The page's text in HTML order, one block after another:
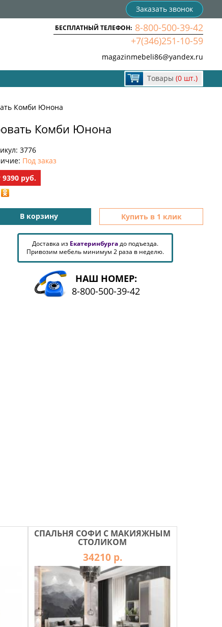
Заказать звонок
БЕСПЛАТНЫЙ ТЕЛЕФОН: 8-800-500-39-42
+7(346)251-10-59
magazinmebeli86@yandex.ru
Товары (0 шт.)
Комби Юнона
Комби Юнона
3776
Под заказ
9390 руб.
В корзину Купить в 1 клик
Доставка из Екатеринбургадо подъезда.
Привозим мебель минимум 2 раза в неделю.
НАШ НОМЕР:
8-800-500-39-42
СПАЛЬНЯ СОФИ С МАКИЯЖНЫМ
СТОЛИКОМ
34210 р.